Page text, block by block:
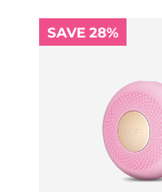
SAVE 28%